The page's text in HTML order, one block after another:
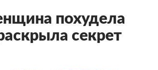
похудела
секрет